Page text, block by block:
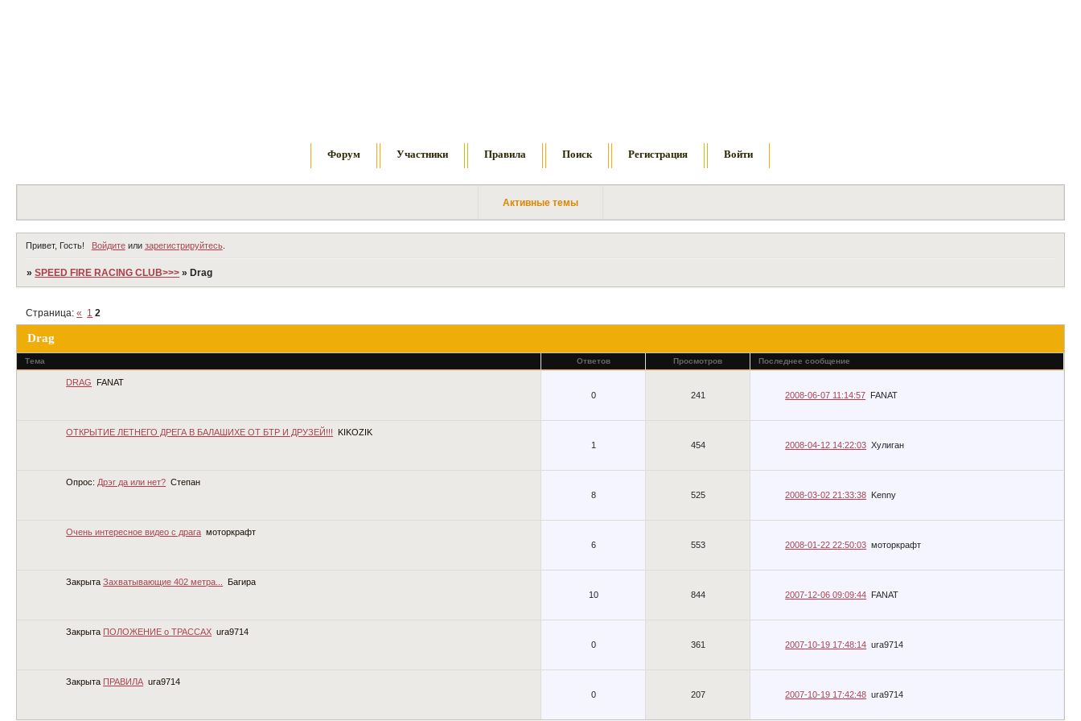
Форум Участники Правила Поиск Регистрация Войти
Активные темы
Привет, Гость! Войдитеили зарегистрируйтесь.
»SPEED FIRE RACING CLUB>>> »Drag
Drag
Страница:« 1 2
Тема Ответов Просмотров Последнее сообщение
DRAG
FANAT
0
241 2008-06-07 11:14:57 FANAT
ОТКРЫТИЕ ЛЕТНЕГО ДРЕГА В БАЛАШИХЕ ОТ БТР И ДРУЗЕЙ!!!
KIKOZIK
1
454 2008-04-12 14:22:03 Хулиган
Опрос: Дрэг да или нет? Степан
8
525 2008-03-02 21:33:38 Kenny
Очень интересное видео с драга моторкрафт
6
553 2008-01-22 22:50:03 моторкрафт
ЗакрытаЗахватывающие 402 метра...
Багира
10
844 2007-12-06 09:09:44 FANAT
Закрыта ПОЛОЖЕНИЕ о ТРАССАХ ura9714
0
361 2007-10-19 17:48:14 ura9714
Закрыта ПРАВИЛА ura9714
0
207 2007-10-19 17:42:48 ura9714